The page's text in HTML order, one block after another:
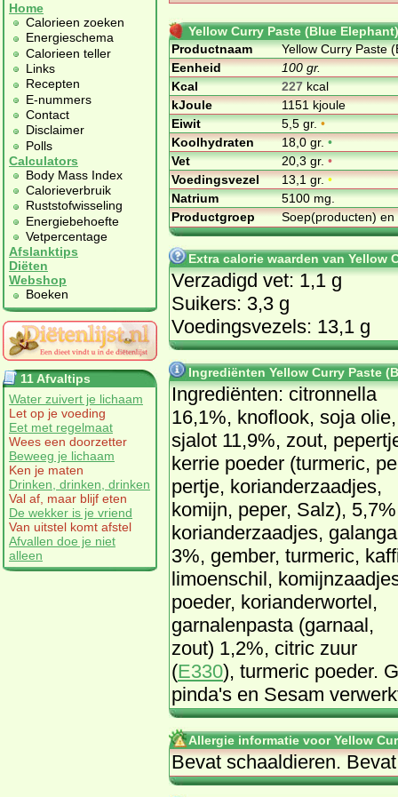
Home
Calorieen zoeken
Energieschema
Calorieen teller
Links
Recepten
E-nummers
Contact
Disclaimer
Polls
Calculators
Body Mass Index
Calorieverbruik
Ruststofwisseling
Energiebehoefte
Vetpercentage
Afslanktips
Diëten
Webshop
Boeken
11 Afvaltips
Water zuivert je lichaam
Let op je voeding
Eet met regelmaat
Wees een doorzetter
Beweeg je lichaam
Ken je maten
Drinken, drinken, drinken
Val af, maar blijf eten
De wekker is je vriend
Van uitstel komt afstel
Afvallen doe je niet
alleen
Yellow Curry Paste (Blue Elephant)
Productnaam
Yellow Curry Paste
Eenheid
100 gr.
Kcal
227kcal
kJoule
1151 kjoule
Eiwit
5,5 gr.•
Koolhydraten
18,0 gr.•
Vet
20,3 gr.•
Voedingsvezel
13,1 gr.•
Natrium
5100 mg.
Productgroep
Soep(producten)
Extra calorie waarden van Yellow
Verzadigd vet: 1,1 g
Suikers: 3,3 g
Voedingsvezels: 13,1 g
Ingrediënten Yellow Curry Paste
In­gre­di­ën­ten: ci­tron­nel­la
16,1%, knof­look, so­ja olie,
sja­lot 11,9%, zout,
ker­rie poe­der (tur­me­ric,
per­tje, ko­ri­an­der­zaad­jes,
ko­mijn, pe­per, Salz),
ko­ri­an­der­zaad­jes, ga­lan­ga
3%, gem­ber, tur­me­ric,
li­moen­schil,
poe­der, ko­ri­an­der­wor­tel,
gar­na­len­pas­ta (gar­naal,
zout) 1,2%, ci­tric zuur
(E330), tur­me­ric poe­der.
pin­da's en Se­sam
Allergie informatie voor Yellow
Be­vat schaal­die­ren.